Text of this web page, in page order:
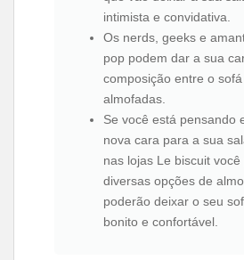
intimista e convidativa.
Os nerds, geeks e
pop podem dar a sua
composição entre o
almofadas.
Se você está pensando
nova cara para a sua
nas lojas Le biscuit
diversas opções de
poderão deixar o seu
bonito e confortável.